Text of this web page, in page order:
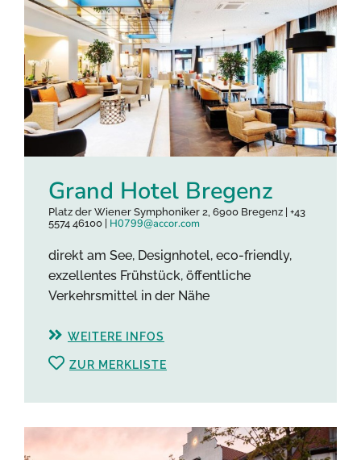
Grand Hotel Bregenz
Platz der Wiener Symphoniker 2, 6900 Bregenz | +43
5574 46100 | H0799@accor.com
direkt am See, Designhotel, eco-friendly,
exzellentes Frühstück, öffentliche
Verkehrsmittel in der Nähe
WEITERE INFOS
ZUR MERKLISTE